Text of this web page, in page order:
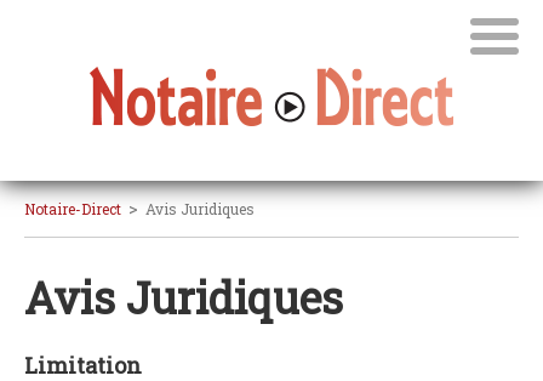
Notaire-Direct > Avis Juridiques
Avis Juridiques
Limitation